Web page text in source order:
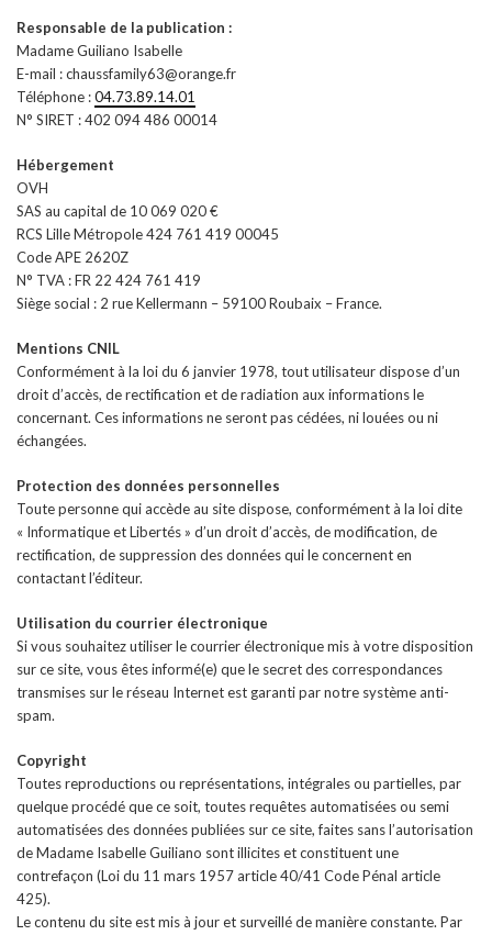
Responsable de la publication :
Madame Guiliano Isabelle
E-mail : chaussfamily63@orange.fr
Téléphone :04.73.89.14.01
N° SIRET : 402 094 486 00014
Hébergement
OVH
SAS au capital de 10 069 020 €
RCS Lille Métropole 424 761 419 00045
Code APE 2620Z
N° TVA : FR 22 424 761 419
Siège social : 2 rue Kellermann – 59100 Roubaix – France.
Mentions CNIL
Conformément à la loi du 6 janvier 1978, tout utilisateur dispose d’un
droit d’accès, de rectification et de radiation aux informations le
concernant. Ces informations ne seront pas cédées, ni louées ou ni
échangées.
Protection des données personnelles
Toute personne qui accède au site dispose, conformément à la loi dite
« Informatique et Libertés » d’un droit d’accès, de modification, de
rectification, de suppression des données qui le concernent en
contactant l’éditeur.
Utilisation du courrier électronique
Si vous souhaitez utiliser le courrier électronique mis à votre disposition
sur ce site, vous êtes informé(e) que le secret des correspondances
transmises sur le réseau Internet est garanti par notre système anti-
spam.
Copyright
Toutes reproductions ou représentations, intégrales ou partielles, par
quelque procédé que ce soit, toutes requêtes automatisées ou semi
automatisées des données publiées sur ce site, faites sans l’autorisation
de Madame Isabelle Guiliano sont illicites et constituent une
contrefaçon (Loi du 11 mars 1957 article 40/41 Code Pénal article
425).
Le contenu du site est mis à jour et surveillé de manière constante. Par